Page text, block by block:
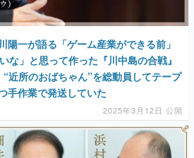
陽一が語る「ゲーム産業ができる前」
な」と思って作った『川中島の合戦』
近所のおばちゃん”を総動員してテープ
手作業で発送していた
2025年3月12日 公開